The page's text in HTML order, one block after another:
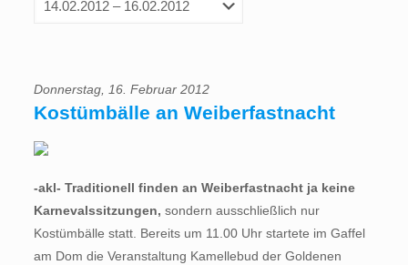
Donnerstag, 16. Februar 2012
Kostümbälle an Weiberfastnacht
-akl- Traditionell finden an Weiberfastnacht ja keine
Karnevalssitzungen, sondern ausschließlich nur
Kostümbälle statt. Bereits um 11.00 Uhr startete im Gaffel
am Dom die Veranstaltung Kamellebud der Goldenen